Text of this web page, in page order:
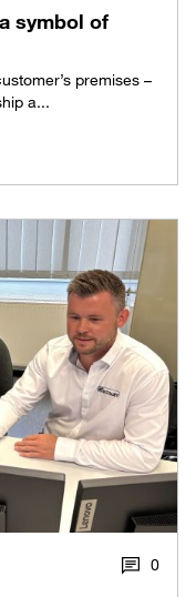
symbol of
premises –
a...
0